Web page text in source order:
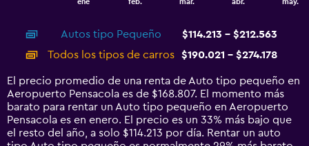
displaying
categories.
Range:
14
categories.
The
chart
has
1
ene feb. mar. abr. may.
Autos tipo Pequeño
$114.213 - $212.563
Todos los tipos de carros
$190.021 - $274.178
El precio promedio de una renta de Auto tipo pequeño en
Aeropuerto Pensacola es de $168.807. El momento más
barato para rentar un Auto tipo pequeño en Aeropuerto
Pensacola es en enero. El precio es un 33% más bajo que
el resto del año, a solo $114.213 por día. Rentar un auto